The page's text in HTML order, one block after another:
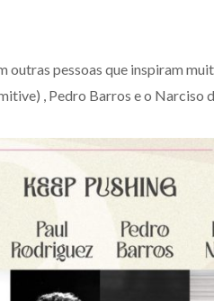
outras pessoas que inspiram
, Pedro Barros e o Narciso